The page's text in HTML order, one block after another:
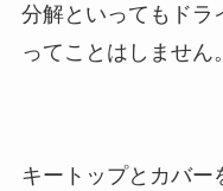
分解といってもドラ
ってことはしません。
キートップとカバー